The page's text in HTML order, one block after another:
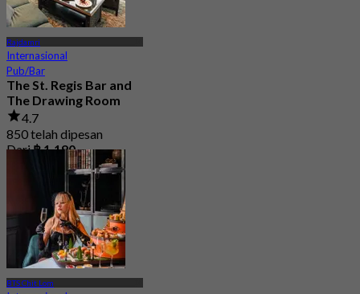
Rajdamri
Internasional
Pub/Bar
The St. Regis Bar and
The Drawing Room
4.7
850 telah dipesan
Dari฿ 1,190
BTS Chit Lom